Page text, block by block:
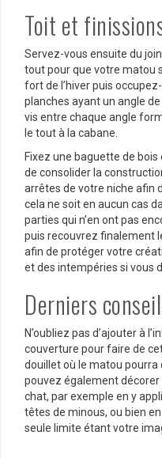
Toit et
Servez-vous ensuite du
tout pour que votre matou
fort de l’hiver puis
planches ayant un angle
vis entre chaque angle
le tout à la cabane.
Fixez une baguette de
de consolider la
arrêtes de votre niche afin
cela ne soit en aucun cas
parties qui n’en ont pas
puis recouvrez finalement
afin de protéger votre
et des intempéries si vous
Derniers
N’oubliez pas d’ajouter à
couverture pour faire de
douillet où le matou
pouvez également
chat, par exemple en y
têtes de minous, ou bien
seule limite étant votre